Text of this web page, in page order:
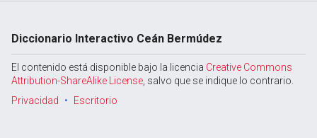
Diccionario Interactivo Ceán Bermúdez
El contenido está disponible bajo la licencia Creative Commons
Attribution-ShareAlike License , salvo que se indique lo contrario.
Privacidad
Escritorio